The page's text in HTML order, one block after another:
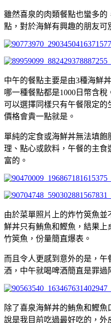
雖然喜泉的肉類餐點也蠻多
點，對於海鮮有興趣的朋友可
中午的餐點主要是由3種海鮮
哪一種餐點都是1000日幣含
可以選擇同樣只有午餐限定
價格會貴一點就是。
單純的定食或海鮮丼無法填
理、點心或飲料，午餐的主
富的。
由於菜單照片上的炸竹筴魚
鮮丼只有鮪魚和鰹魚，結果
竹筴魚，份量簡直爆表。
而且令人更感到意外的是，
酒，中午就喝啤酒簡直是罪過
除了喜泉海鮮丼的鮪魚和鰹
說是我目前吃過最好吃的，外